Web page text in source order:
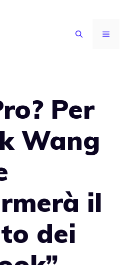
MENU
Per
Wang
il
dei